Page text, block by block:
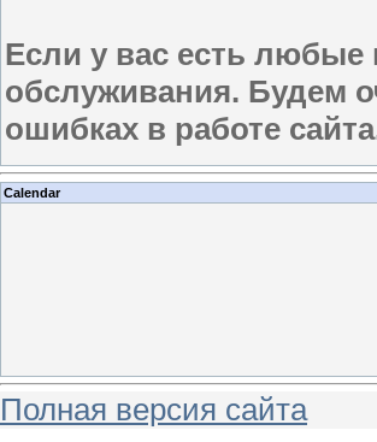
Если у вас есть
обслуживания. Будем
ошибках в работе
Calendar
Полная версия сайта